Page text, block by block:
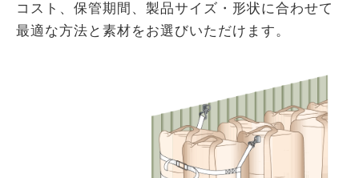
コスト、保管期間、製品サイズ・形状に合わせて
最適な方法と素材をお選びいただけます。